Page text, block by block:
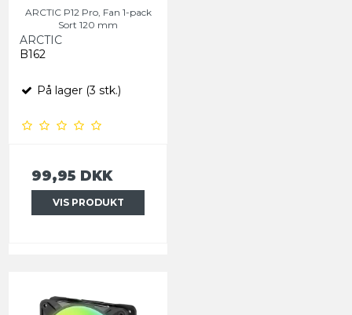
ARCTIC P12 Pro, Fan 1-pack
Sort 120 mm
ARCTIC
B162
På lager (3 stk.)
99,95 DKK
VIS PRODUKT